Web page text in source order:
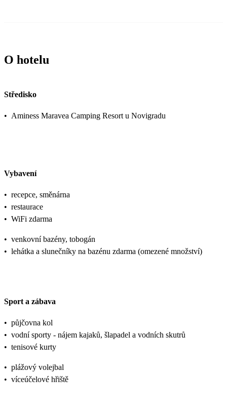
O hotelu
Středisko
• Aminess Maravea Camping Resort u Novigradu
Vybavení
• recepce, směnárna
• restaurace
• WiFi zdarma
• venkovní bazény, tobogán
• lehátka a slunečníky na bazénu zdarma (omezené množství)
Sport a zábava
• půjčovna kol
• vodní sporty - nájem kajaků, šlapadel a vodních skutrů
• tenisové kurty
• plážový volejbal
• víceúčelové hřiště